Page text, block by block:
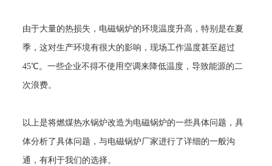
由于大量的热损失，电磁锅炉的环境温度升高，特别是在夏
季，这对生产环境有很大的影响，现场工作温度甚至超过
45℃。一些企业不得不使用空调来降低温度，导致能源的二
次浪费。
以上是将燃煤热水锅炉改造为电磁锅炉的一些具体问题，具
体分析了具体问题，与电磁锅炉厂家进行了详细的一般沟
通，有利于我们的选择。